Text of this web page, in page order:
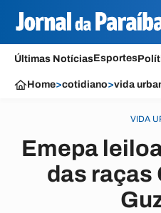
Últimas NotíciasEsportes
Home>cotidiano>vida
VIDA
Emepa
das raças